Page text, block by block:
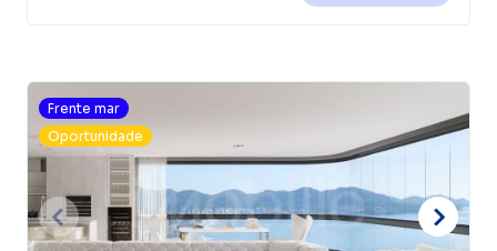
Frente mar
Oportunidade